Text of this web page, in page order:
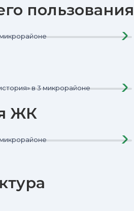
пользования
ЖК